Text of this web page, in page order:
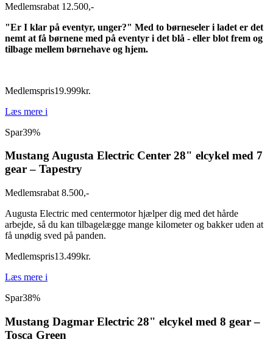
Medlemsrabat 12.500,-
"Er I klar på eventyr, unger?" Med to børneseler i ladet er det
nemt at få børnene med på eventyr i det blå - eller blot frem og
tilbage mellem børnehave og hjem.
Medlemspris19.999kr.
Læs mere i
Spar39%
Mustang Augusta Electric Center 28" elcykel med 7
gear – Tapestry
Medlemsrabat 8.500,-
Augusta Electric med centermotor hjælper dig med det hårde
arbejde, så du kan tilbagelægge mange kilometer og bakker uden at
få unødig sved på panden.
Medlemspris13.499kr.
Læs mere i
Spar38%
Mustang Dagmar Electric 28" elcykel med 8 gear –
Tosca Green